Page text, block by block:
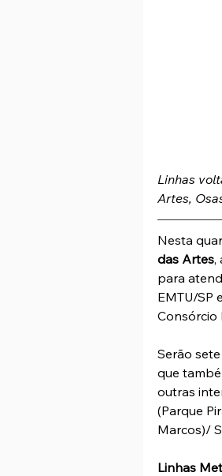
Linhas
Artes,
Nesta
das Artes,
para
EMTU/SP
Consórcio
Serão
que
outras
(Parque
Marcos)/
Linhas